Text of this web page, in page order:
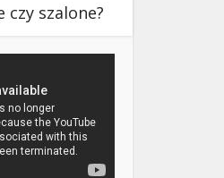
czy szalone?